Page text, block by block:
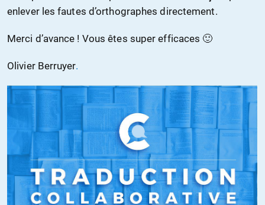
enlever les fautes d’orthographes directement.
Merci d’avance ! Vous êtes super efficaces 🙂
Olivier Berruyer.